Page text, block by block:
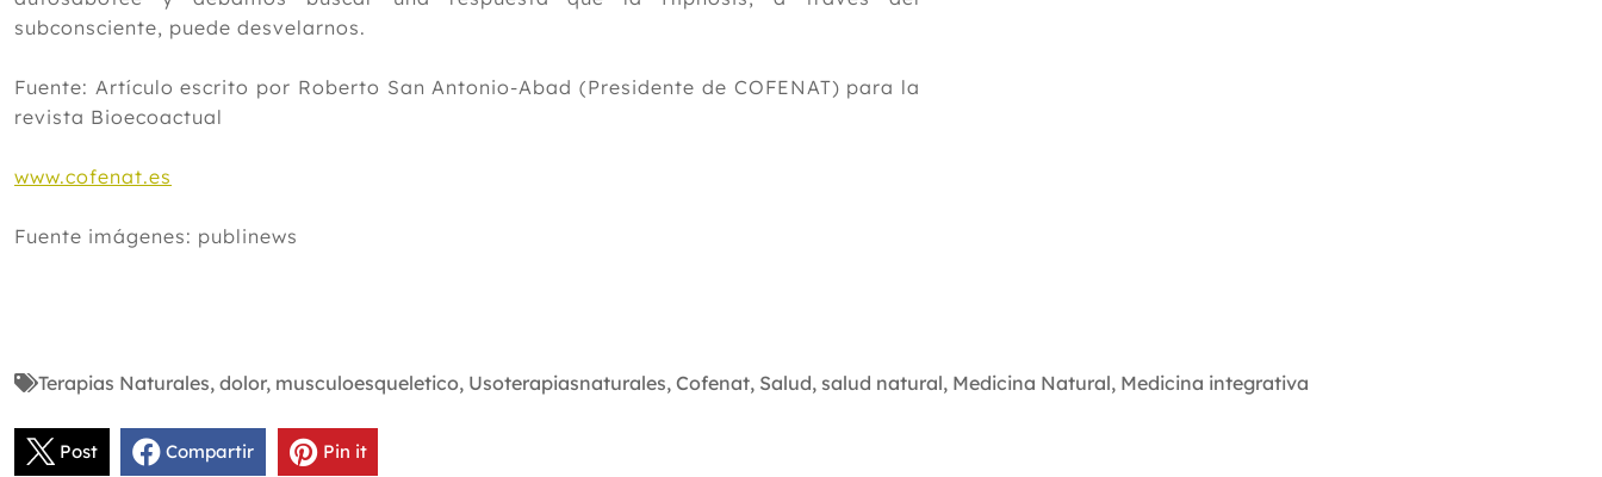
subconsciente, puede desvelarnos.
Fuente: Artículo escrito por Roberto San Antonio-Abad (Presidente de COFENAT) para la
revista Bioecoactual
www.cofenat.es
Fuente imágenes: publinews
Terapias Naturales, dolor, musculoesqueletico, Usoterapiasnaturales, Cofenat, Salud, salud natural, Medicina Natural, Medicina integrativa
Post Compartir Pin it